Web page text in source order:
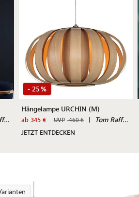
Tom Raffield
- 25 %
Hängelampe URCHIN (M)
ab 345 € UVP 460 € | Tom Raffield
JETZT ENTDECKEN